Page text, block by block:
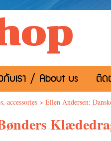
กับเรา / About us ติ
accessories> Ellen Andersen: